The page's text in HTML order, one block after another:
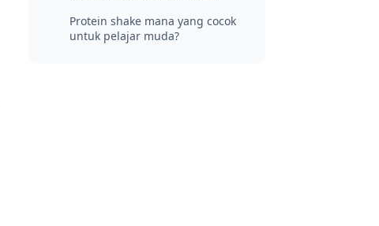
Protein shake mana yang cocok
untuk pelajar muda?